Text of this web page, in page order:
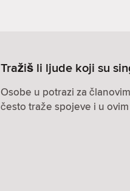
Tražiš li ljude koji su
Osobe u potrazi za
često traže spojeve i u